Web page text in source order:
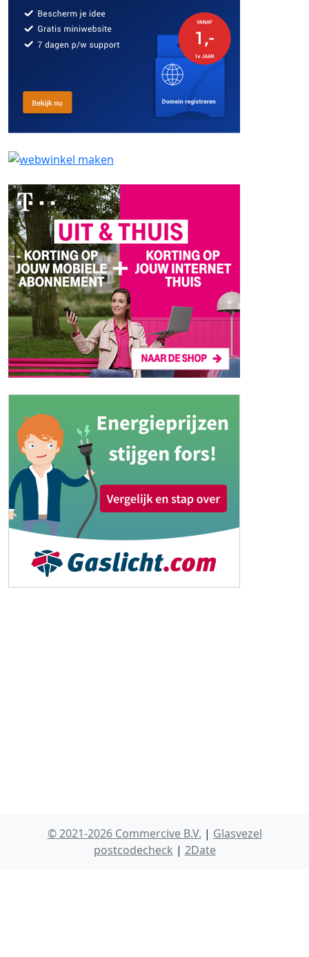
© 2021-2026 Commercive B.V. | Glasvezel
postcodecheck | 2Date